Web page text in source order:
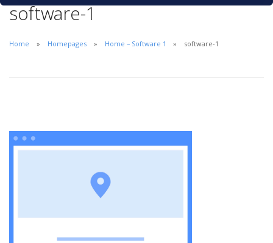
software-1
Home Homepages Home – Software 1 software-1